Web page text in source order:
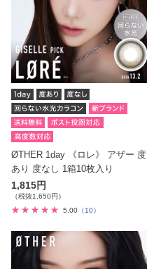
ØTHER 1day 《ロレ》 アザー 度
あり 度なし 1箱10枚入り
1,815円
（税抜1,650円）
5.00 （10）